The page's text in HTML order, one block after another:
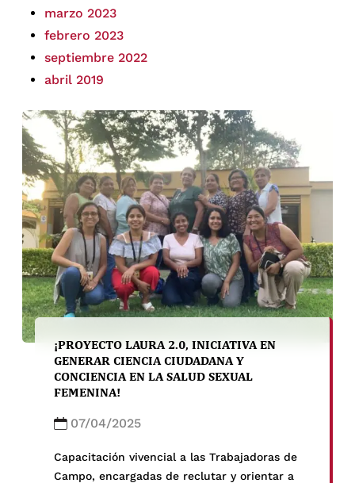
marzo 2023
febrero 2023
septiembre 2022
abril 2019
¡PROYECTO LAURA 2.0, INICIATIVA EN
GENERAR CIENCIA CIUDADANA Y
CONCIENCIA EN LA SALUD SEXUAL
FEMENINA!
07/04/2025
Capacitación vivencial a las Trabajadoras de
Campo, encargadas de reclutar y orientar a